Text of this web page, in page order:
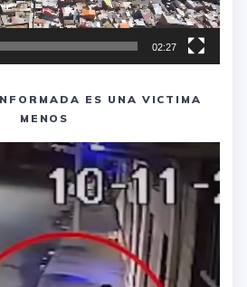
02:27
ES UNA VICTIMA
MENOS
Reproductor
de
vídeo